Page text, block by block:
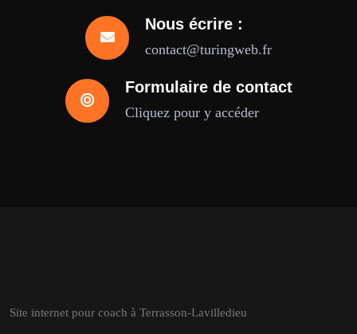
Nous écrire :
contact@turingweb.fr
Formulaire de contact
Cliquez pour y accéder
Site internet pour coach à Terrasson-Lavilledieu